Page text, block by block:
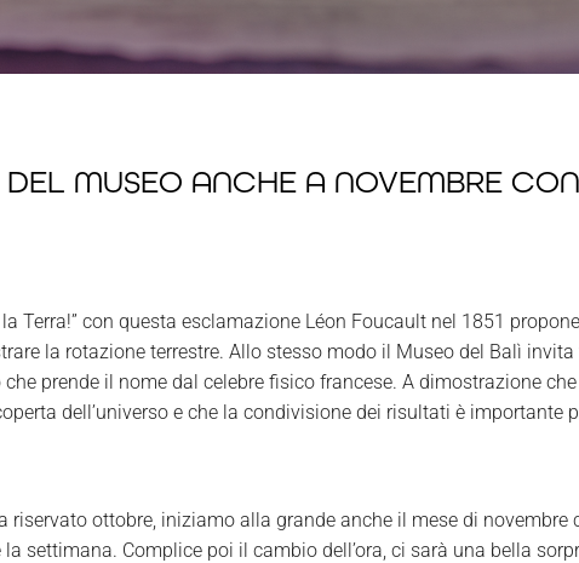
MUSEO ANCHE A NOVEMBRE
Terra!” con questa esclamazione Léon Foucault nel 1851
la rotazione terrestre. Allo stesso modo il Museo del Balì
prende il nome dal celebre fisico francese. A dimostrazione
dell’universo e che la condivisione dei risultati è importante
riservato ottobre, iniziamo alla grande anche il mese di
la settimana. Complice poi il cambio dell’ora, ci sarà una bella